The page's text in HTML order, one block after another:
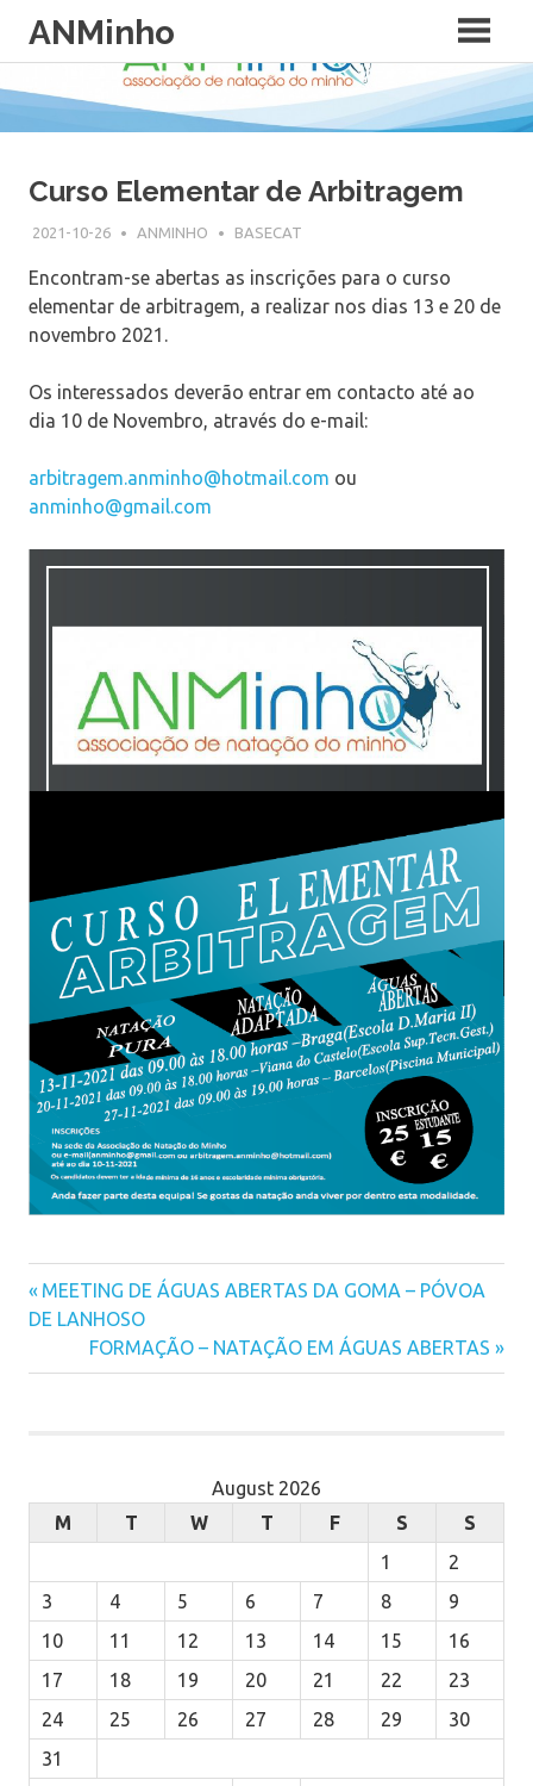
content
ANMinho
Curso Elementar de Arbitragem
2021-10-26 ANMINHO BASECAT
Encontram-se abertas as inscrições para o curso
elementar de arbitragem, a realizar nos dias 13 e 20 de
novembro 2021.
Os interessados deverão entrar em contacto até ao
dia 10 de Novembro, através do e-mail:
arbitragem.anminho@hotmail.com ou
anminho@gmail.com
Post
navigation
Previous
Post:
MEETING DE ÁGUAS ABERTAS DA GOMA – PÓVOA
DE LANHOSO
Next
Post:
FORMAÇÃO – NATAÇÃO EM ÁGUAS ABERTAS
August 2026
M
T W T F S S
1
2
3
4 5 6 7 8
9
10
11 12 13 14 15
16
17
18 19 20 21 22
23
24
25 26 27 28 29
30
31